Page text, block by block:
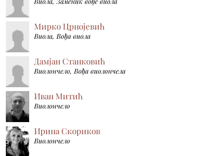
Мирко Црнојевић
Виола, Вођа виола
Дамјан Станковић
Виолончело, Вођа виолончела
Иван Митић
Виолончело
Ирина Скориков
Виолончело